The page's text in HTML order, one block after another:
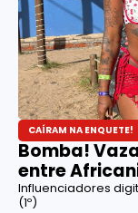
CAÍRAM NA ENQUETE!
Bomba!
entre
Influenciadores
(1º)